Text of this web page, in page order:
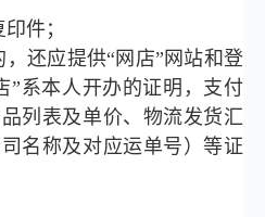
件；
，还应提供“网店”网站和登
”系本人开办的证明，支付
列表及单价、物流发货汇
名称及对应运单号）等证